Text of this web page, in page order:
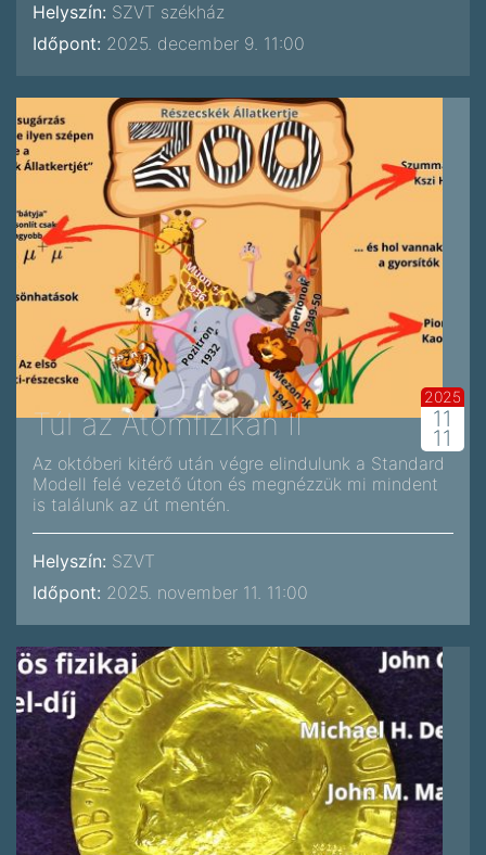
Helyszín: SZVT székház
Időpont: 2025. december 9. 11:00
2025
11
11
Túl az Atomfizikán II
Az októberi kitérő után végre elindulunk a Standard
Modell felé vezető úton és megnézzük mi mindent
is találunk az út mentén.
Helyszín: SZVT
Időpont: 2025. november 11. 11:00